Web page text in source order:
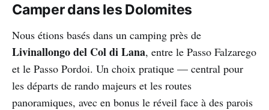
Camper dans les Dolomites
Nous étions basés dans un camping près de
Livinallongo del Col di Lana, entre le Passo Falzarego
et le Passo Pordoi. Un choix pratique — central pour
les départs de rando majeurs et les routes
panoramiques, avec en bonus le réveil face à des parois